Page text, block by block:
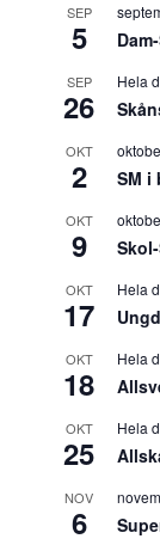
SEP
5
SEP
26
Hela
OKT
2 SM i
OKT
9
OKT
17
Hela
OKT
18
Hela
OKT
25
Hela
NOV
6